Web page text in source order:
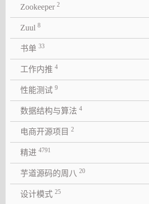
Zookeeper 2
Zuul 8
书单 33
工作内推 4
性能测试 9
数据结构与算法 4
电商开源项目 2
精进 4791
芋道源码的周八 20
设计模式 25